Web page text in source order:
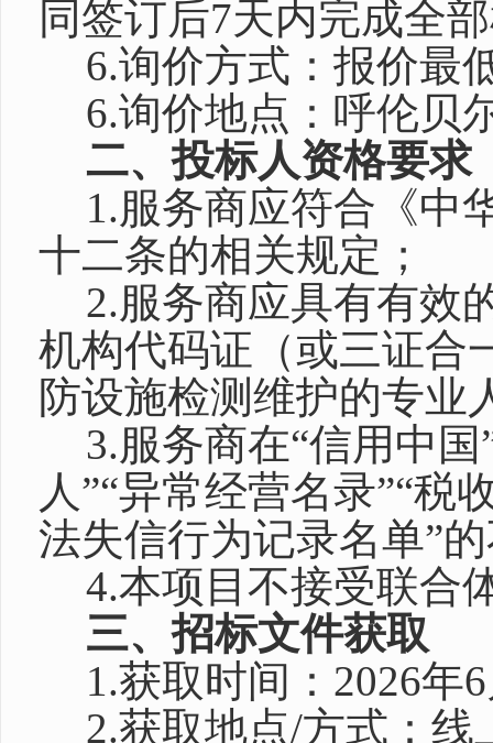
同签订后7天内完成全
6.询价方式：报价最
6.询价地点：呼伦贝
二、投标人资格要求
1.服务商应符合《中
十二条的相关规定；
2.服务商应具有有效
机构代码证（或三证合
防设施检测维护的专业
3.服务商在“信用中
人”“异常经营名录”“税
法失信行为记录名单”
4.本项目不接受联合
三、招标文件获取
1.获取时间：2026年
2.获取地点/方式：